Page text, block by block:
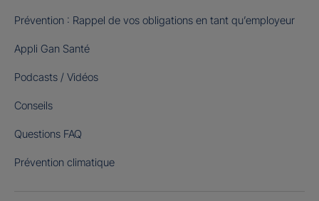
Prévention : Rappel de vos obligations en tant qu’employeur
Appli Gan Santé
Podcasts / Vidéos
Conseils
Questions FAQ
Prévention climatique